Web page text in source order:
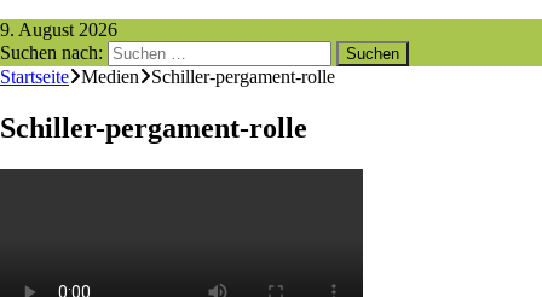
9. August 2026
Suchen nach:
Startseite Medien Schiller-pergament-rolle
Schiller-pergament-rolle